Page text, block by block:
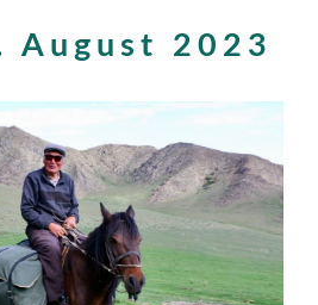
August 2023